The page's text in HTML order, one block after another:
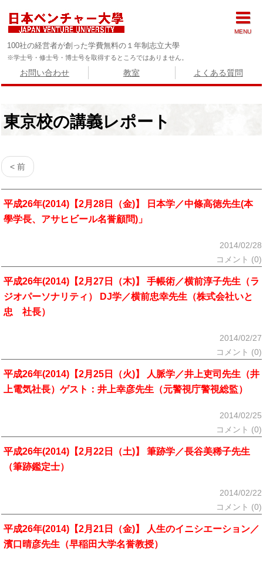
100社の経営者が創った学費無料の１年制志立大學
※学士号・修士号・博士号を取得するところではありません。
お問い合わせ 教室 よくある質問
東京校の講義レポート
< 前
平成26年(2014)【2月28日（金)】 日本学／中條高徳先生(本
學学長、アサヒビール名誉顧問)」
2014/02/28
コメント (0)
平成26年(2014)【2月27日（木)】 手帳術／横前淳子先生（ラ
ジオパーソナリティ） DJ学／横前忠幸先生（株式会社いと
忠 社長）
2014/02/27
コメント (0)
平成26年(2014)【2月25日（火)】 人脈学／井上吏司先生（井
上電気社長）ゲスト：井上幸彦先生（元警視庁警視総監）
2014/02/25
コメント (0)
平成26年(2014)【2月22日（土)】 筆跡学／長谷美稀子先生
（筆跡鑑定士）
2014/02/22
コメント (0)
平成26年(2014)【2月21日（金)】 人生のイニシエーション／
濱口晴彦先生（早稲田大学名誉教授）
MENU